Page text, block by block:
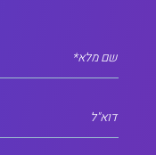
שם מלא*
דוא"ל